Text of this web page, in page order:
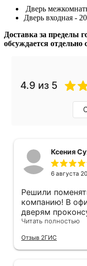
Дверь
Дверь входная -
Доставка за пределы
обсуждается отдельно
4.9 из 5
Ксения
6 августа
Решили
компанию! В офисе все подсказали и по
дверям
фурнитуре.
Монтаж быстро,
Сергея прямо
Читать полностью
Отзыв 2ГИС